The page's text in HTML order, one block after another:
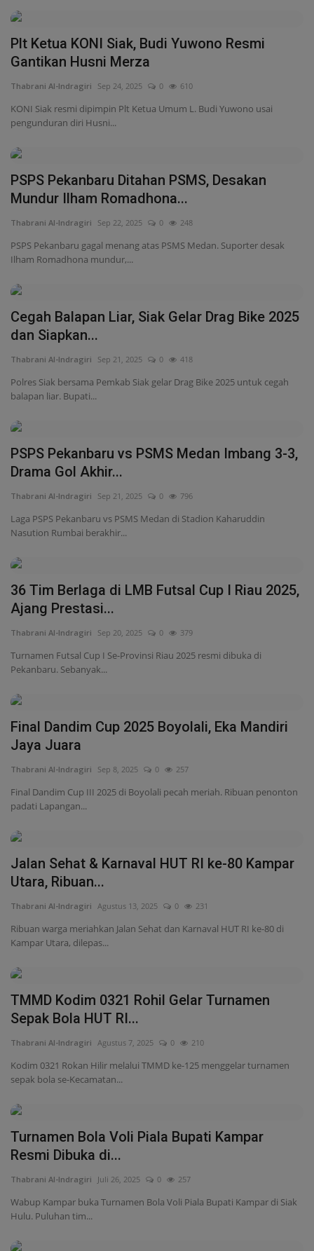
Plt Ketua KONI Siak, Budi Yuwono Resmi
Gantikan Husni Merza
Thabrani Al-Indragiri Sep 24, 2025 0 610
KONI Siak resmi dipimpin Plt Ketua Umum L. Budi Yuwono usai
pengunduran diri Husni...
PSPS Pekanbaru Ditahan PSMS, Desakan
Mundur Ilham Romadhona...
Thabrani Al-Indragiri Sep 22, 2025 0 248
PSPS Pekanbaru gagal menang atas PSMS Medan. Suporter desak
Ilham Romadhona mundur,...
Cegah Balapan Liar, Siak Gelar Drag Bike 2025
dan Siapkan...
Thabrani Al-Indragiri Sep 21, 2025 0 418
Polres Siak bersama Pemkab Siak gelar Drag Bike 2025 untuk cegah
balapan liar. Bupati...
PSPS Pekanbaru vs PSMS Medan Imbang 3-3,
Drama Gol Akhir...
Thabrani Al-Indragiri Sep 21, 2025 0 796
Laga PSPS Pekanbaru vs PSMS Medan di Stadion Kaharuddin
Nasution Rumbai berakhir...
36 Tim Berlaga di LMB Futsal Cup I Riau 2025,
Ajang Prestasi...
Thabrani Al-Indragiri Sep 20, 2025 0 379
Turnamen Futsal Cup I Se-Provinsi Riau 2025 resmi dibuka di
Pekanbaru. Sebanyak...
Final Dandim Cup 2025 Boyolali, Eka Mandiri
Jaya Juara
Thabrani Al-Indragiri Sep 8, 2025 0 257
Final Dandim Cup III 2025 di Boyolali pecah meriah. Ribuan penonton
padati Lapangan...
Jalan Sehat & Karnaval HUT RI ke-80 Kampar
Utara, Ribuan...
Thabrani Al-Indragiri Agustus 13, 2025 0 231
Ribuan warga meriahkan Jalan Sehat dan Karnaval HUT RI ke-80 di
Kampar Utara, dilepas...
TMMD Kodim 0321 Rohil Gelar Turnamen
Sepak Bola HUT RI...
Thabrani Al-Indragiri Agustus 7, 2025 0 210
Kodim 0321 Rokan Hilir melalui TMMD ke-125 menggelar turnamen
sepak bola se-Kecamatan...
Turnamen Bola Voli Piala Bupati Kampar
Resmi Dibuka di...
Thabrani Al-Indragiri Juli 26, 2025 0 257
Wabup Kampar buka Turnamen Bola Voli Piala Bupati Kampar di Siak
Hulu. Puluhan tim...